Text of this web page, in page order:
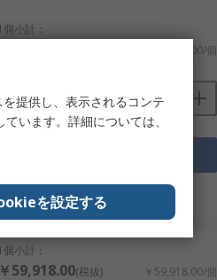
個小計：
￥58,979.00/個
データシート
個小計：
￥59,918.00(税抜) ￥59,918.00/個
提供し、表示されるコンテ
います。詳細については、
を設定する